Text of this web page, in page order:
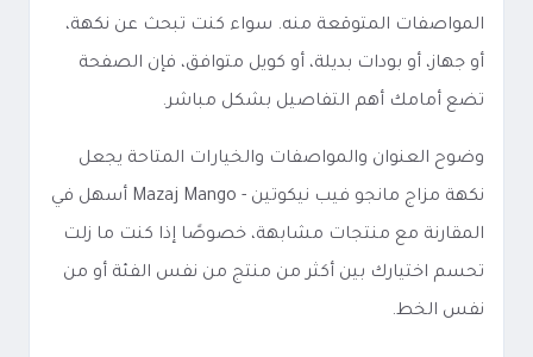
المواصفات المتوقعة منه. سواء كنت تبحث عن نكهة،
أو جهاز، أو بودات بديلة، أو كويل متوافق، فإن الصفحة
تضع أمامك أهم التفاصيل بشكل مباشر.
وضوح العنوان والمواصفات والخيارات المتاحة يجعل
نكهة مزاج مانجو فيب نيكوتين - Mazaj Mango أسهل في
المقارنة مع منتجات مشابهة، خصوصًا إذا كنت ما زلت
تحسم اختيارك بين أكثر من منتج من نفس الفئة أو من
نفس الخط.